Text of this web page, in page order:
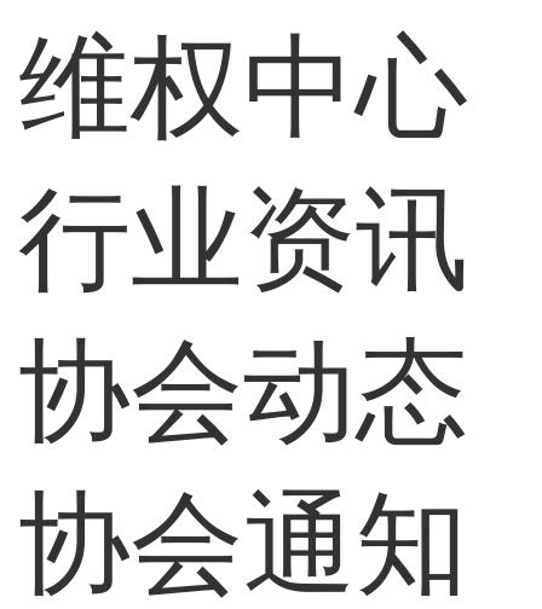
维权中心
行业资讯
协会动态
协会通知